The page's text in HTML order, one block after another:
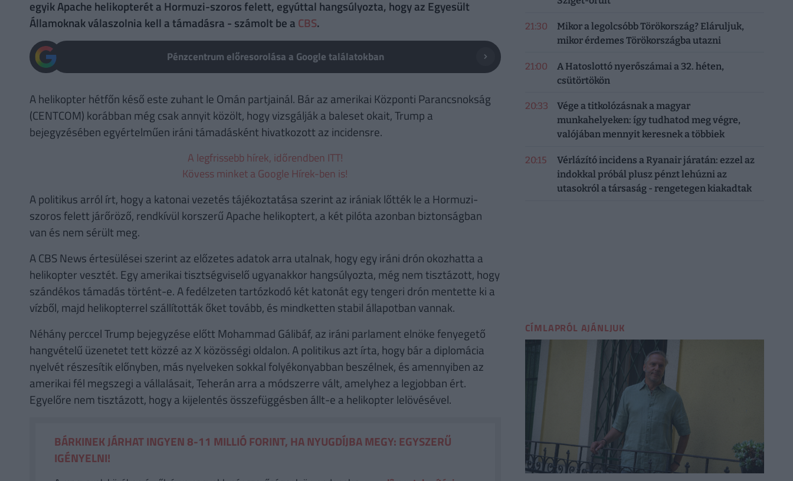
egyik Apache helikopterét a Hormuzi-szoros felett, egyúttal hangsúlyozta, hogy az Egyesült
Államoknak válaszolnia kell a támadásra - számolt be a CBS.
Pénzcentrum előresorolása a Google találatokban
A helikopter hétfőn késő este zuhant le Omán partjainál. Bár az amerikai Központi Parancsnokság
(CENTCOM) korábban még csak annyit közölt, hogy vizsgálják a baleset okait, Trump a
bejegyzésében egyértelműen iráni támadásként hivatkozott az incidensre.
A legfrissebb hírek, időrendben ITT!
Kövess minket a Google Hírek-ben is!
A politikus arról írt, hogy a katonai vezetés tájékoztatása szerint az irániak lőtték le a Hormuzi-
szoros felett járőröző, rendkívül korszerű Apache helikoptert, a két pilóta azonban biztonságban
van és nem sérült meg.
A CBS News értesülései szerint az előzetes adatok arra utalnak, hogy egy iráni drón okozhatta a
helikopter vesztét. Egy amerikai tisztségviselő ugyanakkor hangsúlyozta, még nem tisztázott, hogy
szándékos támadás történt-e. A fedélzeten tartózkodó két katonát egy tengeri drón mentette ki a
vízből, majd helikopterrel szállították őket tovább, és mindketten stabil állapotban vannak.
Néhány perccel Trump bejegyzése előtt Mohammad Gálibáf, az iráni parlament elnöke fenyegető
hangvételű üzenetet tett közzé az X közösségi oldalon. A politikus azt írta, hogy bár a diplomácia
nyelvét részesítik előnyben, más nyelveken sokkal folyékonyabban beszélnek, és amennyiben az
amerikai fél megszegi a vállalásait, Teherán arra a módszerre vált, amelyhez a legjobban ért.
Egyelőre nem tisztázott, hogy a kijelentés összefüggésben állt-e a helikopter lelövésével.
BÁRKINEK JÁRHAT INGYEN 8-11 MILLIÓ FORINT, HA NYUGDÍJBA MEGY: EGYSZERŰ
IGÉNYELNI!
21:30
Mikor a legolcsóbb Törökország? Eláruljuk,
mikor érdemes Törökországba utazni
21:00
A Hatoslottó nyerőszámai a 32. héten,
csütörtökön
20:33
Vége a titkolózásnak a magyar
munkahelyeken: így tudhatod meg végre,
valójában mennyit keresnek a többiek
20:15
Vérlázító incidens a Ryanair járatán: ezzel az
indokkal próbál plusz pénzt lehúzni az
utasokról a társaság - rengetegen kiakadtak
CÍMLAPRÓL AJÁNLJUK